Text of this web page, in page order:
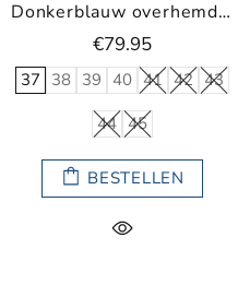
Donkerblauw overhemd met lichte ruitjesboord
€79.95
37 38 39 40 41 42 43
44 45
BESTELLEN